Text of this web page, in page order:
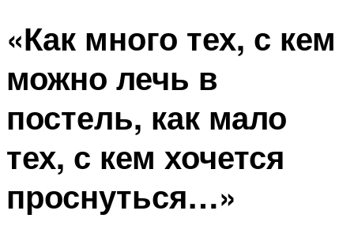
«Как много тех, с кем
можно лечь в
постель, как мало
тех, с кем хочется
проснуться…»